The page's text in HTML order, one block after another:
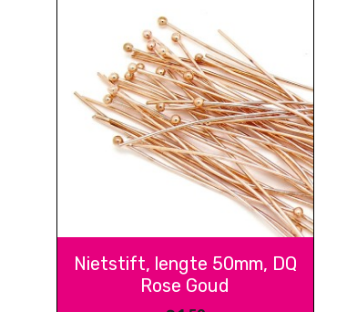
Nietstift, lengte 50mm, DQ
Rose Goud